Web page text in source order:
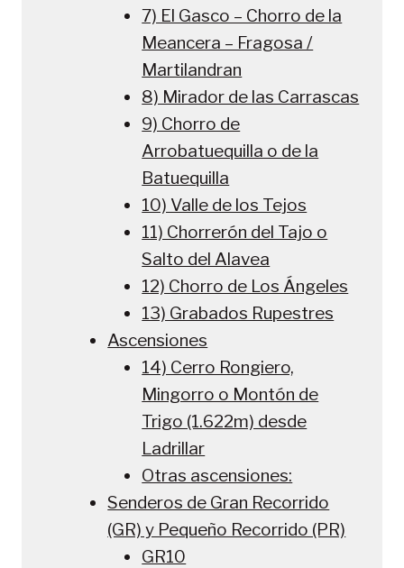
7) El Gasco – Chorro de la
Meancera – Fragosa /
Martilandran
8) Mirador de las Carrascas
9) Chorro de
Arrobatuequilla o de la
Batuequilla
10) Valle de los Tejos
11) Chorrerón del Tajo o
Salto del Alavea
12) Chorro de Los Ángeles
13) Grabados Rupestres
Ascensiones
14) Cerro Rongiero,
Mingorro o Montón de
Trigo (1.622m) desde
Ladrillar
Otras ascensiones:
Senderos de Gran Recorrido
(GR) y Pequeño Recorrido (PR)
GR10